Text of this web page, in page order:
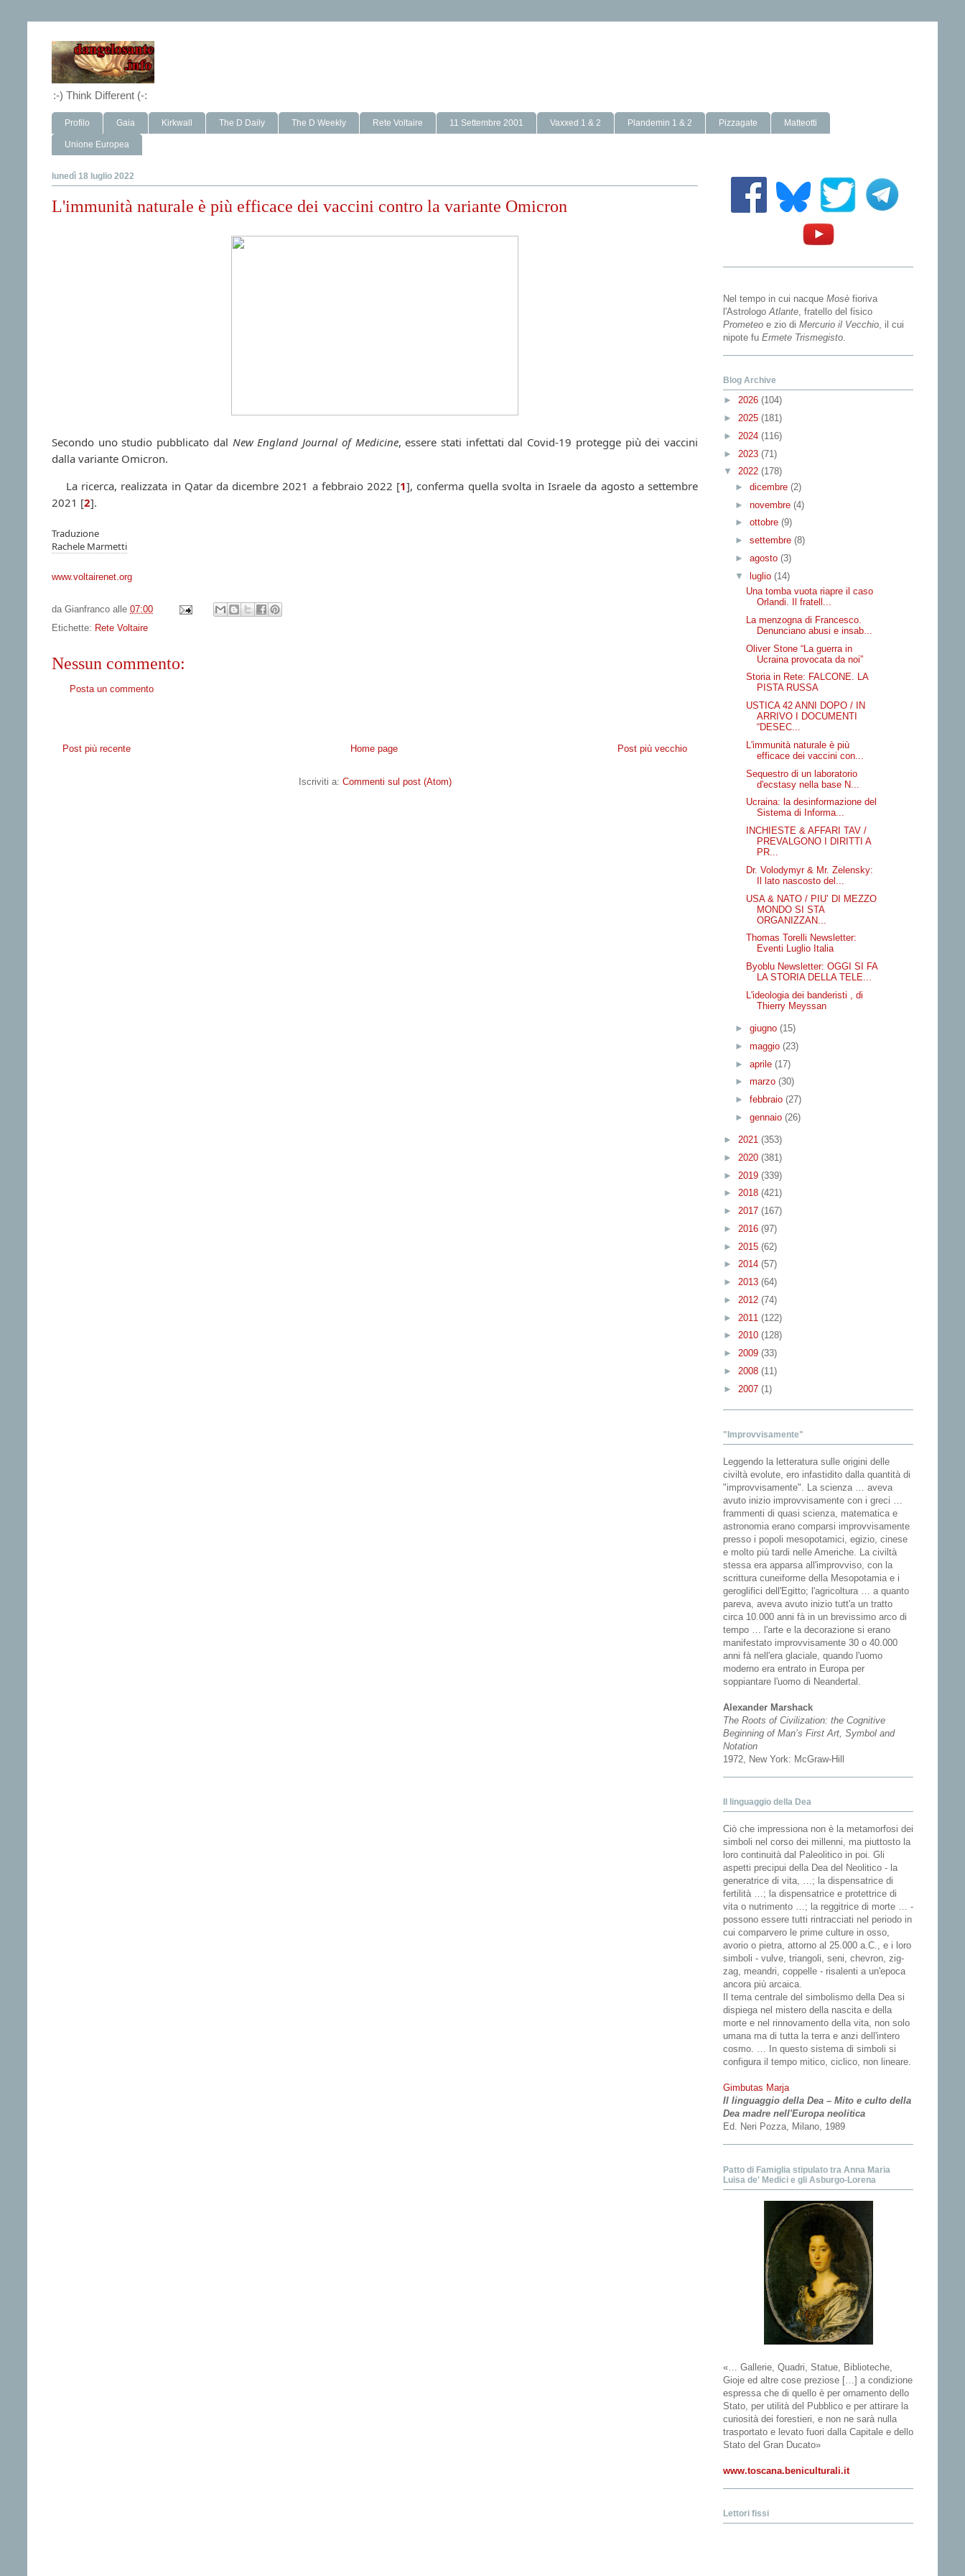
:-) Think Different (-:
Profilo Gaia Kirkwall The D Daily The D Weekly Rete Voltaire 11 Settembre 2001 Vaxxed 1 & 2 Plandemin 1 & 2 Pizzagate Matteotti
Unione Europea
lunedì 18 luglio 2022
L'immunità naturale è più efficace dei vaccini contro la variante Omicron
Secondo uno studio pubblicato dal New England Journal of Medicine, essere stati infettati dal Covid-19 protegge più dei vaccini
dalla variante Omicron.
La ricerca, realizzata in Qatar da dicembre 2021 a febbraio 2022 [1], conferma quella svolta in Israele da agosto a settembre
2021 [2].
Traduzione
Rachele Marmetti
www.voltairenet.org
da Gianfranco alle 07:00
Etichette: Rete Voltaire
Nessun commento:
Posta un commento
Post più recente Post più vecchio
Home page
Iscriviti a: Commenti sul post (Atom)
Nel tempo in cui nacque Mosè fioriva
l'Astrologo Atlante , fratello del fisico
Prometeo e zio di Mercurio il Vecchio , il cui
nipote fu Ermete Trismegisto
Blog Archive
► 2026 (104)
► 2025 (181)
► 2024 (116)
► 2023 (71)
▼ 2022 (178)
► dicembre (2)
► novembre (4)
► ottobre (9)
► settembre (8)
► agosto (3)
▼ luglio (14)
Una tomba vuota riapre il caso
Orlandi. Il fratell...
La menzogna di Francesco.
Denunciano abusi e insab...
Oliver Stone “La guerra in
Ucraina provocata da noi”
Storia in Rete: FALCONE. LA
PISTA RUSSA
USTICA 42 ANNI DOPO / IN
ARRIVO I DOCUMENTI
“DESEC...
L'immunità naturale è più
efficace dei vaccini con...
Sequestro di un laboratorio
d'ecstasy nella base N...
Ucraina: la desinformazione del
Sistema di Informa...
INCHIESTE & AFFARI TAV /
PREVALGONO I DIRITTI A
PR...
Dr. Volodymyr & Mr. Zelensky:
Il lato nascosto del...
USA & NATO / PIU’ DI MEZZO
MONDO SI STA
ORGANIZZAN...
Thomas Torelli Newsletter:
Eventi Luglio Italia
Byoblu Newsletter: OGGI SI FA
LA STORIA DELLA TELE...
L'ideologia dei banderisti , di
Thierry Meyssan
► giugno (15)
► maggio (23)
► aprile (17)
► marzo (30)
► febbraio (27)
► gennaio (26)
► 2021 (353)
► 2020 (381)
► 2019 (339)
► 2018 (421)
► 2017 (167)
► 2016 (97)
► 2015 (62)
► 2014 (57)
► 2013 (64)
► 2012 (74)
► 2011 (122)
► 2010 (128)
► 2009 (33)
► 2008 (11)
► 2007 (1)
"Improvvisamente"
Leggendo la letteratura sulle origini delle
civiltà evolute, ero infastidito dalla quantità di
"improvvisamente". La scienza … aveva
avuto inizio improvvisamente con i greci …
frammenti di quasi scienza, matematica e
astronomia erano comparsi improvvisamente
presso i popoli mesopotamici, egizio, cinese
e molto più tardi nelle Americhe. La civiltà
stessa era apparsa all'improvviso, con la
scrittura cuneiforme della Mesopotamia e i
geroglifici dell'Egitto; l'agricoltura … a quanto
pareva, aveva avuto inizio tutt'a un tratto
circa 10.000 anni fà in un brevissimo arco di
tempo … l'arte e la decorazione si erano
manifestato improvvisamente 30 o 40.000
anni fà nell'era glaciale, quando l'uomo
moderno era entrato in Europa per
soppiantare l'uomo di Neandertal.
Alexander Marshack
The Roots of Civilization: the Cognitive
Beginning of Man’s First Art, Symbol and
Notation
1972, New York: McGraw-Hill
Il linguaggio della Dea
Ciò che impressiona non è la metamorfosi dei
simboli nel corso dei millenni, ma piuttosto la
loro continuità dal Paleolitico in poi. Gli
aspetti precipui della Dea del Neolitico - la
generatrice di vita, …; la dispensatrice di
fertilità …; la dispensatrice e protettrice di
vita o nutrimento …; la reggitrice di morte … -
possono essere tutti rintracciati nel periodo in
cui comparvero le prime culture in osso,
avorio o pietra, attorno al 25.000 a.C., e i loro
simboli - vulve, triangoli, seni, chevron, zig-
zag, meandri, coppelle - risalenti a un'epoca
ancora più arcaica.
Il tema centrale del simbolismo della Dea si
dispiega nel mistero della nascita e della
morte e nel rinnovamento della vita, non solo
umana ma di tutta la terra e anzi dell'intero
cosmo. … In questo sistema di simboli si
configura il tempo mitico, ciclico, non lineare.
Gimbutas Marja
Il linguaggio della Dea – Mito e culto della
Dea madre nell'Europa neolitica
Ed. Neri Pozza, Milano, 1989
Patto di Famiglia stipulato tra Anna Maria
Luisa de' Medici e gli Asburgo-Lorena
«… Gallerie, Quadri, Statue, Biblioteche,
Gioje ed altre cose preziose […] a condizione
espressa che di quello è per ornamento dello
Stato, per utilità del Pubblico e per attirare la
curiosità dei forestieri, e non ne sarà nulla
trasportato e levato fuori dalla Capitale e dello
Stato del Gran Ducato»
www.toscana.beniculturali.it
Lettori fissi